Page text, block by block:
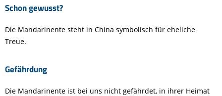
Schon gewusst?
Die Mandarinente steht in China symbolisch für eheliche
Treue.
Gefährdung
Die Mandarinente ist bei uns nicht gefährdet, in ihrer Heimat